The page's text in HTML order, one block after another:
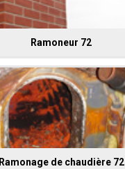
Ramoneur 72
Ramonage de chaudière 72